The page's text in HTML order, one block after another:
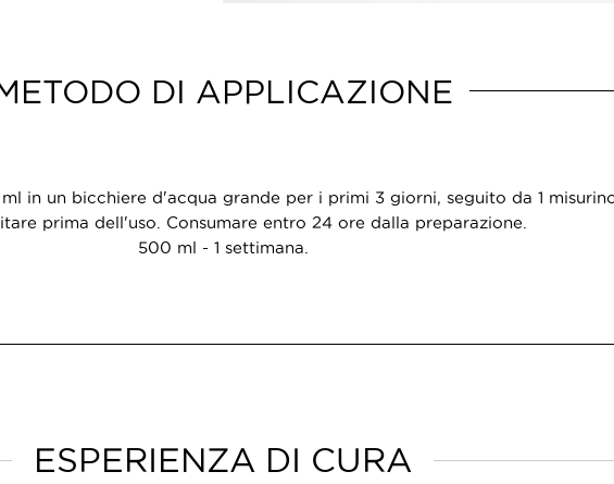
DI APPLICAZIONE
in un bicchiere d'acqua grande per i primi 3 giorni, seguito da 1
prima dell'uso. Consumare entro 24 ore dalla preparazione.
500 ml - 1 settimana.
ESPERIENZA DI CURA